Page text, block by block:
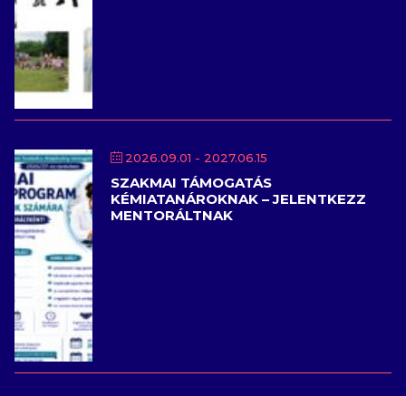
2026.09.01 - 2027.06.15
SZAKMAI TÁMOGATÁS
KÉMIATANÁROKNAK – JELENTKEZZ
MENTORÁLTNAK